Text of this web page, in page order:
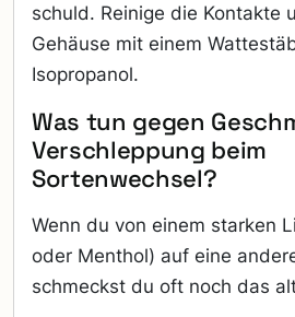
schuld. Reinige die Kontakte
Gehäuse mit einem
Isopropanol.
Was tun gegen
Verschleppung beim
Sortenwechsel?
Wenn du von einem starken
oder Menthol) auf eine
schmeckst du oft noch das